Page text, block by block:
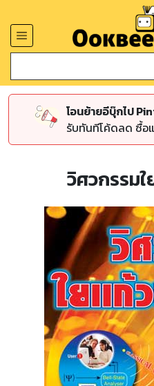
โอนย้ายอีบุ๊กไป
รับทันทีโค้ดลด ซื้อ
วิศวกรรม